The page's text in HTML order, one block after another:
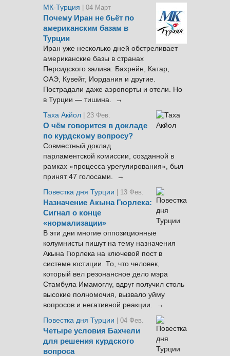
МК-Турция
| 04 Март
Почему Иран не бьёт по
американским базам в
Турции
Иран уже несколько дней обстреливает
американские базы в странах
Персидского залива: Бахрейн, Катар,
ОАЭ, Кувейт, Иордания и другие.
Пострадали даже аэропорты и отели. Но
в Турции — тишина. →
Таха Акйол | 23 Фев.
О чём говорится в докладе
по курдскому вопросу?
Совместный доклад
парламентской комиссии, созданной в
рамках «процесса урегулирования», был
принят 47 голосами. →
Повестка дня Турции
| 13 Фев.
Назначение Акына Гюрлека:
Сигнал о конце
«нормализации»
В эти дни многие оппозиционные
колумнисты пишут на тему назначения
Акына Гюрлека на ключевой пост в
системе юстиции. То, что человек,
который вел резонансное дело мэра
Стамбула Имамоглу, вдруг получил столь
высокие полномочия, вызвало уйму
вопросов и негативной реакции. →
Повестка дня Турции
| 04 Фев.
Четыре условия Бахчели
для решения курдского
вопроса